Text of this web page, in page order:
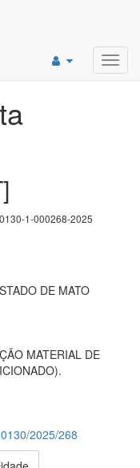
1-000268-2025
DE MATO
MATERIAL DE
2025/268